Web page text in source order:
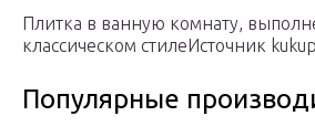
Плитка в ванную комнату,
классическом стилеИсточник
Популярные